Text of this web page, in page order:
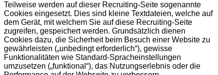
Teilweise werden auf dieser Recruiting-Seite sogenannte
Cookies eingesetzt. Dies sind kleine Textdateien, welche auf
dem Gerät, mit welchem Sie auf diese Recruiting-Seite
zugreifen, gespeichert werden. Grundsätzlich dienen
Cookies dazu, die Sicherheit beim Besuch einer Website zu
gewährleisten („unbedingt erforderlich“), gewisse
Funktionalitäten wie Standard-Spracheinstellungen
umzusetzen („funktional“), das Nutzungserlebnis oder die